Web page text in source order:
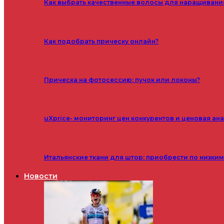
Как выбрать качественные волосы для
Как подобрать прическу онлайн?
Прическа на фотосессию: пучок или локоны?
uXprice- мониторинг цен конкурентов и ценовая
Итальянские ткани для штор: приобрести по
Новости